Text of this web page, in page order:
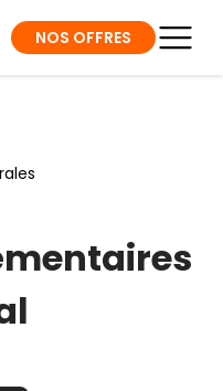
NOS OFFRES